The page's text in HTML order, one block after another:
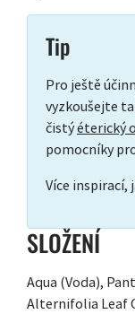
Tip
Pro ještě
vyzkoušejte
čistýéterický
pomocníky
Více inspirací,
SLOŽENÍ
Aqua (Voda),
Alternifolia Leaf